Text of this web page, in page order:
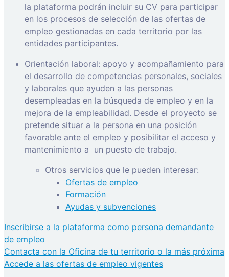
la plataforma podrán incluir su CV para participar
en los procesos de selección de las ofertas de
empleo gestionadas en cada territorio por las
entidades participantes.
Orientación laboral: apoyo y acompañamiento para
el desarrollo de competencias personales, sociales
y laborales que ayuden a las personas
desempleadas en la búsqueda de empleo y en la
mejora de la empleabilidad. Desde el proyecto se
pretende situar a la persona en una posición
favorable ante el empleo y posibilitar el acceso y
mantenimiento a un puesto de trabajo.
Otros servicios que le pueden interesar:
Ofertas de empleo
Formación
Ayudas y subvenciones
Inscribirse a la plataforma como persona demandante
de empleo
Contacta con la Oficina de tu territorio o la más próxima
Accede a las ofertas de empleo vigentes